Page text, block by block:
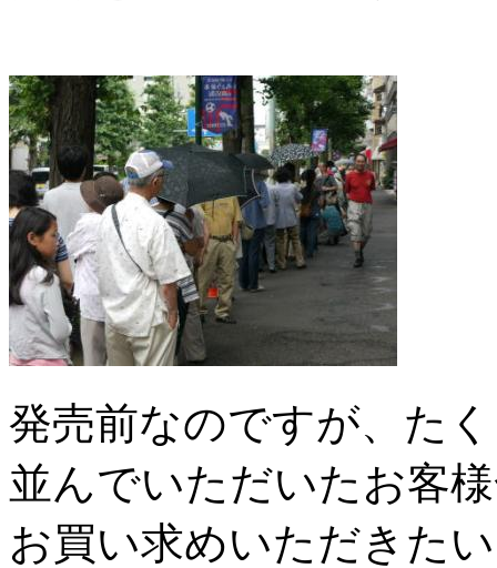
発売前なのですが、た
並んでいただいたお客
お買い求めいただきた